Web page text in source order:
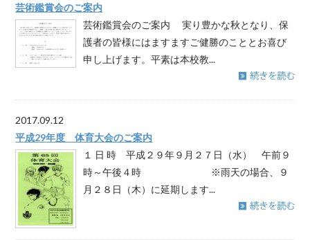
芸術鑑賞会のご案内
芸術鑑賞会のご案内 実り豊かな秋となり、保
護者の皆様にはますますご健勝のこととお喜び
申し上げます。平素は本校教...
2017.09.12
平成29年度 体育大会のご案内
１ 日 時 平成２９年９月２７日（水） 午前９
時～午後４時 ※雨天の場合、９
月２８日（木）に延期します...